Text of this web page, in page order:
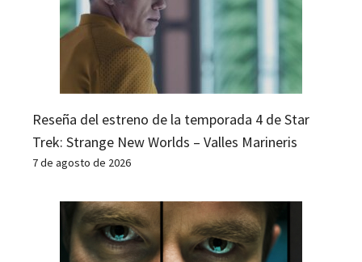
Reseña del estreno de la temporada 4 de Star
Trek: Strange New Worlds – Valles Marineris
7 de agosto de 2026